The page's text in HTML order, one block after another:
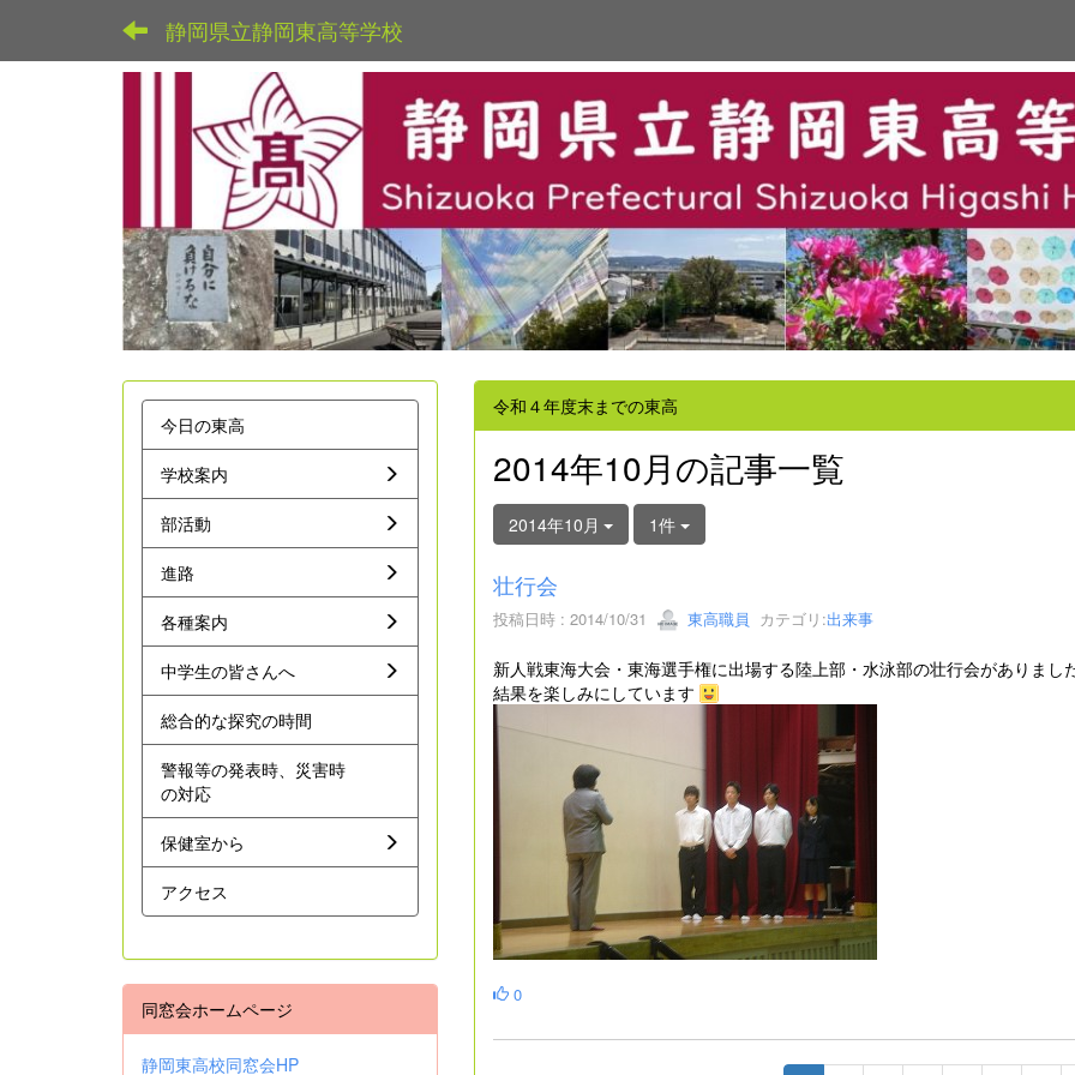
静岡県立静岡東高等学校
令和４年度末までの東高
2014年10月の記事一覧
2014年10月 1件
壮行会
投稿日時 : 2014/10/31 東高職員 カテゴリ:出来事
新人戦東海大会・東海選手権に出場する陸上部・水泳部の壮行会がありまし
結果を楽しみにしています
0
今日の東高
学校案内
部活動
進路
各種案内
中学生の皆さんへ
総合的な探究の時間
警報等の発表時、災害時
の対応
保健室から
アクセス
同窓会ホームページ
静岡東高校同窓会HP